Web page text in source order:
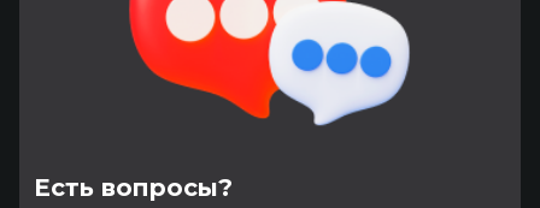
Есть вопросы?